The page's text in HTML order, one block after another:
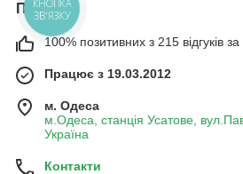
Про нас
100% позитивних з 215 відгуків за
Працює з 19.03.2012
м. Одеса
м.Одеса, станція Усатове,
Україна
Контакти
КНОПКА
ЗВ'ЯЗКУ